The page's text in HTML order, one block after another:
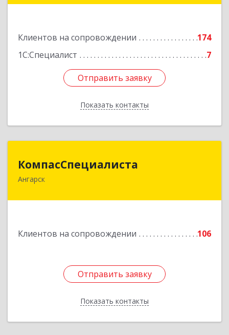
Клиентов на сопровождении
174
1С:Специалист
7
Отправить заявку
Показать контакты
Отправить заявку
Назад
КомпасСпециалиста
Ангарск
Клиентов на сопровождении 106
Отправить заявку
Показать контакты
665826, Иркутская обл, Ангарск г, 12А мкр, дом
Отправить заявку
Назад